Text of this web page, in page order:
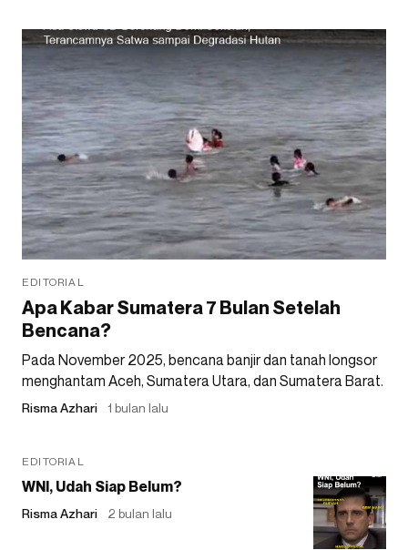
EDITORIAL
Apa Kabar Sumatera 7 Bulan Setelah
Bencana?
Pada November 2025, bencana banjir dan tanah longsor
menghantam Aceh, Sumatera Utara, dan Sumatera Barat.
Risma Azhari 1 bulan lalu
EDITORIAL
WNI, Udah Siap Belum?
Risma Azhari 2 bulan lalu